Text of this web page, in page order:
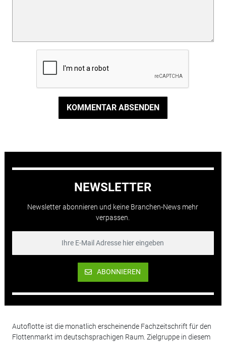
KOMMENTAR ABSENDEN
NEWSLETTER
Newsletter abonnieren und keine Branchen-News mehr
verpassen.
ABONNIEREN
Autoflotte ist die monatlich erscheinende Fachzeitschrift für den
Flottenmarkt im deutschsprachigen Raum. Zielgruppe in diesem